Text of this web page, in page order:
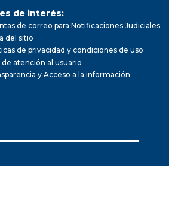
de interés:
de correo para Notificaciones Judiciales
del sitio
de privacidad y condiciones de uso
de atención al usuario
y Acceso a la información